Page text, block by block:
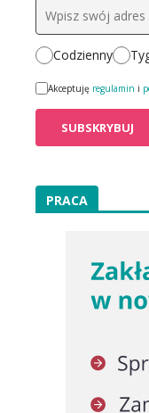
Codzienny
Akceptuję regulamin i
PRACA